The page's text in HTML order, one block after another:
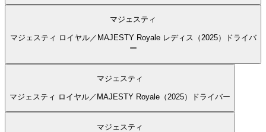
マジェスティ
マジェスティ ロイヤル／MAJESTY Royale レディス（2025）ドライバ
ー
マジェスティ
マジェスティ ロイヤル／MAJESTY Royale（2025）ドライバー
マジェスティ